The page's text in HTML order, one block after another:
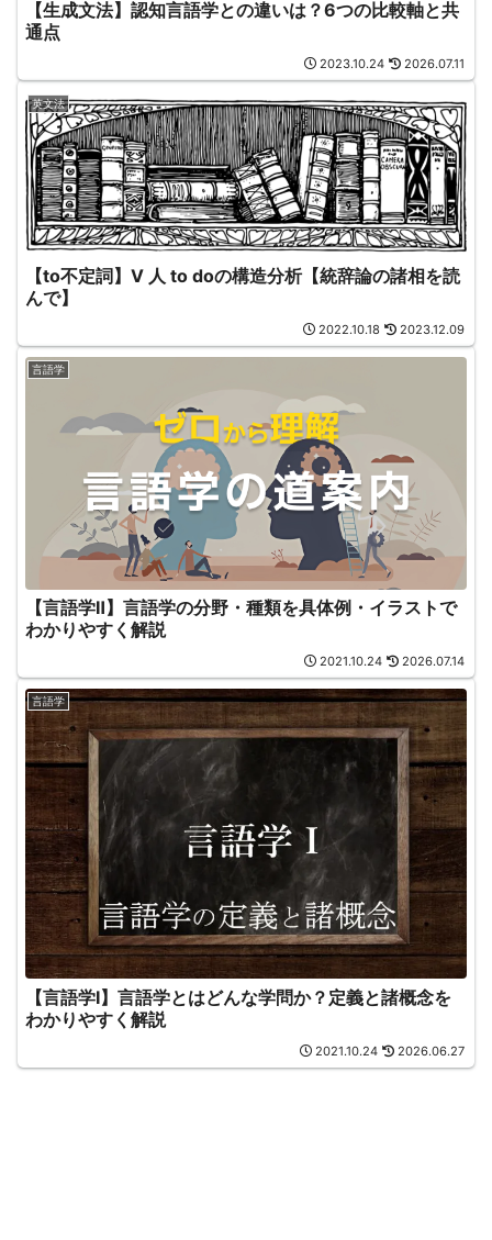
【生成文法】認知言語学との違いは？6つの比較軸と共
通点
2023.10.24 2026.07.11
英文法
【to不定詞】V 人 to doの構造分析【統辞論の諸相を読
んで】
2022.10.18 2023.12.09
言語学
【言語学Ⅱ】言語学の分野・種類を具体例・イラストで
わかりやすく解説
2021.10.24 2026.07.14
言語学
【言語学Ⅰ】言語学とはどんな学問か？定義と諸概念を
わかりやすく解説
2021.10.24 2026.06.27